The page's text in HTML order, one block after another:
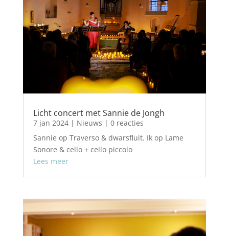
Licht concert met Sannie de Jongh
7 jan 2024| Nieuws | 0 reacties
Sannie op Traverso & dwarsfluit. Ik op Lame
Sonore & cello + cello piccolo
Lees meer